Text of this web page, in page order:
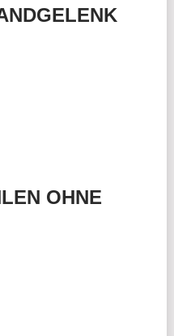
OHNE